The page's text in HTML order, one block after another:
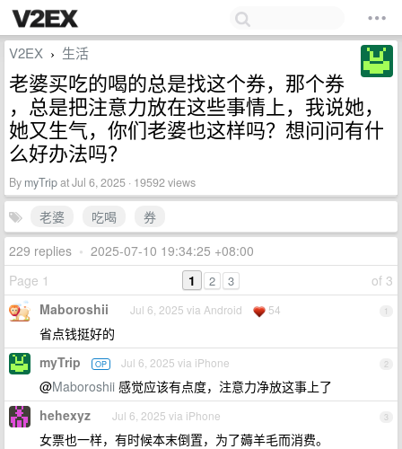
V2EX › 生活
老婆买吃的喝的总是找这个券，那个券
，总是把注意力放在这些事情上，我说她，
她又生气，你们老婆也这样吗？想问问有什
么好办法吗？
By myTripat Jul 6, 2025 · 19592 views
老婆 吃喝
券
229 replies • 2025-07-10 19:34:25 +08:00
Page 1
of 3
1 2 3
1
Maboroshii Jul 6, 2025 via Android 54
省点钱挺好的
2
myTrip OP Jul 6, 2025 via iPhone
@Maboroshii 感觉应该有点度，注意力净放这事上了
3
hehexyz Jul 6, 2025 via iPhone
女票也一样，有时候本末倒置，为了薅羊毛而消费。